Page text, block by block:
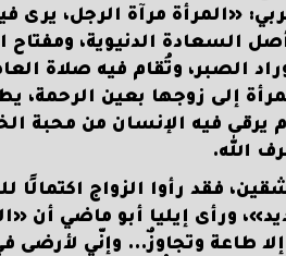
«المرأة مرآة الرجل، يرى
السعادة الدنيوية،
الصبر، وتُقام فيه صلاة
إلى زوجها بعين الرحمة،
يرقى فيه الإنسان من محبة
الله.
فقد رأوا الزواج اكتمالًا
ورأى إيليا أبو ماضي
طاعة وتجاوزٌ… وإنّي لأرضى